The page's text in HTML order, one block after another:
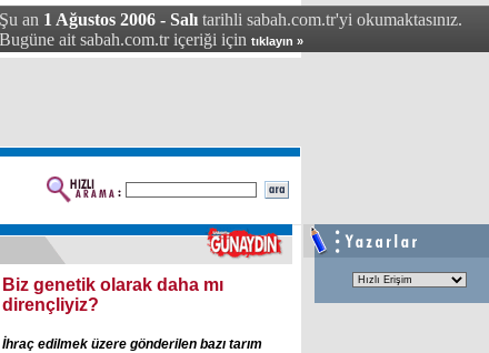
Şu an 1 Ağustos 2006 - Salı tarihli sabah.com.tr'yi okumaktasınız.
Bugüne ait sabah.com.tr içeriği için tıklayın »
Biz genetik olarak daha mı
dirençliyiz?
İhraç edilmek üzere gönderilen bazı tarım